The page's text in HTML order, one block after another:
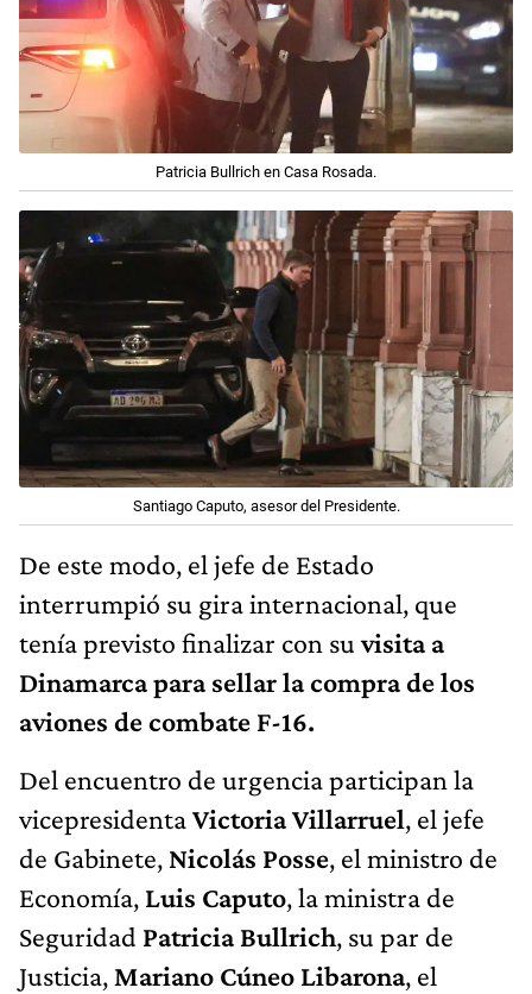
Patricia Bullrich en Casa Rosada.
Santiago Caputo, asesor del Presidente.
De este modo, el jefe de Estado
interrumpió su gira internacional, que
tenía previsto finalizar con suvisita a
Dinamarca para sellar la compra de los
aviones de combate F-16.
Del encuentro de urgencia participan la
vicepresidentaVictoria Villarruel, el jefe
de Gabinete, Nicolás Posse, el ministro de
Economía, Luis Caputo, la ministra de
Seguridad Patricia Bullrich, su par de
Justicia, Mariano Cúneo Libarona, el